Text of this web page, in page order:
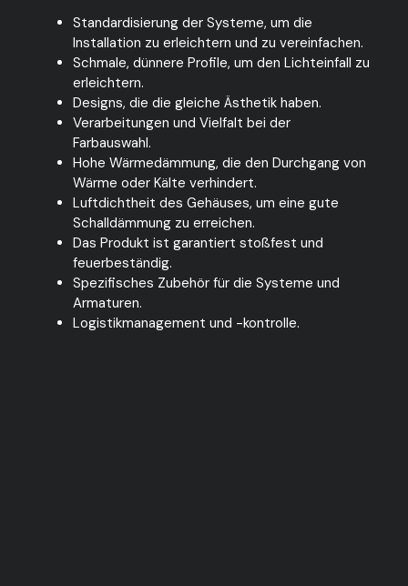
Standardisierung der Systeme, um die
Installation zu erleichtern und zu vereinfachen.
Schmale, dünnere Profile, um den Lichteinfall zu
erleichtern.
Designs, die die gleiche Ästhetik haben.
Verarbeitungen und Vielfalt bei der
Farbauswahl.
Hohe Wärmedämmung, die den Durchgang von
Wärme oder Kälte verhindert.
Luftdichtheit des Gehäuses, um eine gute
Schalldämmung zu erreichen.
Das Produkt ist garantiert stoßfest und
feuerbeständig.
Spezifisches Zubehör für die Systeme und
Armaturen.
Logistikmanagement und -kontrolle.